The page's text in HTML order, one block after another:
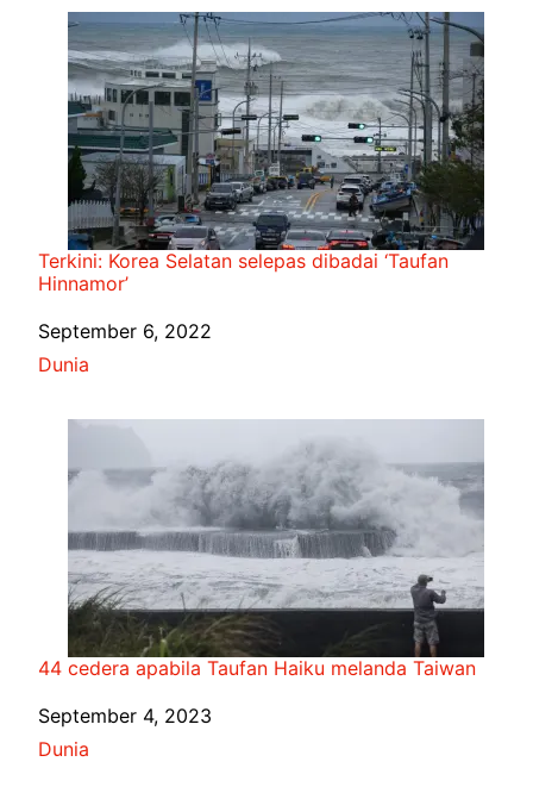
Terkini: Korea Selatan selepas dibadai ‘Taufan
Hinnamor’
Date
September 6, 2022
In relation to
Dunia
44 cedera apabila Taufan Haiku melanda Taiwan
Date
September 4, 2023
In relation to
Dunia